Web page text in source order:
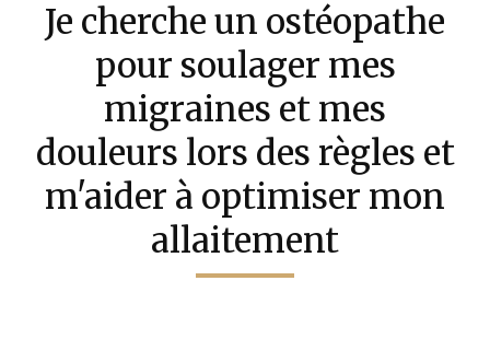
Je cherche un ostéopathe
pour soulager mes
migraines et mes
douleurs lors des règles et
m'aider à optimiser mon
allaitement